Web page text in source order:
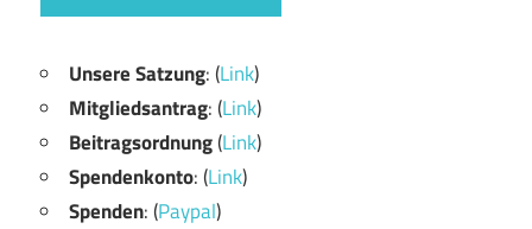
Unsere Satzung: (Link)
Mitgliedsantrag: (Link)
Beitragsordnung(Link)
Spendenkonto: (Link)
Spenden: (Paypal)